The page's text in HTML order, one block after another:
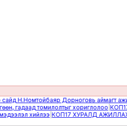
Дорноговь аймагт ажиллав|
томилолтыг хориглолоо|КОП17-ЫН
хийлээ|КОП17 ХУРАЛД АЖИЛЛАХ